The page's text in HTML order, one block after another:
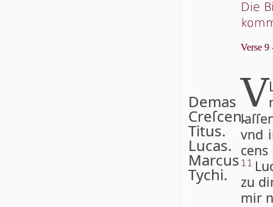
Die
Verse 9
Demas
Creſcen.
Titus.
Lucas.
Marcus
Tychi.
V
vnd
11
zu
mir